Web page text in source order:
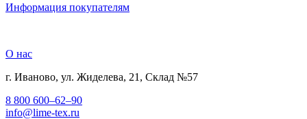
Информация покупателям
О нас
г. Иваново, ул. Жиделева, 21, Склад №57
8 800 600–62–90
info@lime-tex.ru